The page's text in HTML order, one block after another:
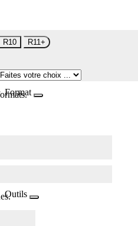
R10 R11+
Format
Outils